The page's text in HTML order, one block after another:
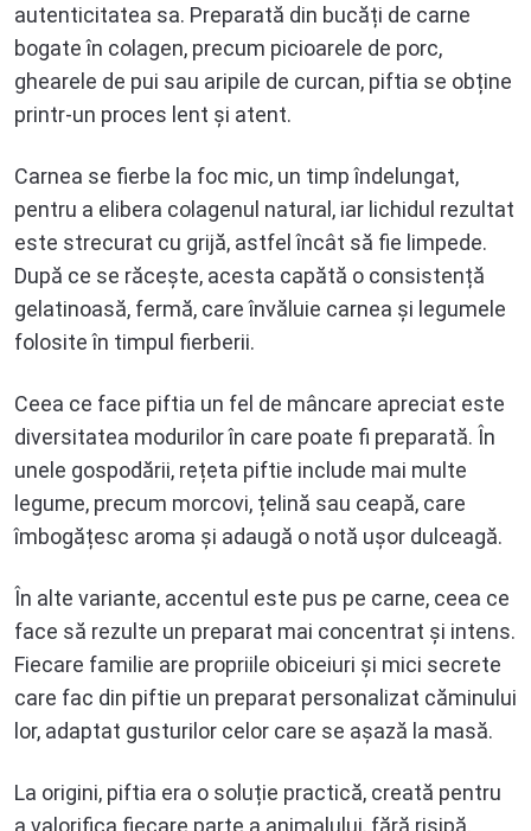
autenticitatea sa. Preparată din bucăți de carne
bogate în colagen, precum picioarele de porc,
ghearele de pui sau aripile de curcan, piftia se obține
printr-un proces lent și atent.
Carnea se fierbe la foc mic, un timp îndelungat,
pentru a elibera colagenul natural, iar lichidul rezultat
este strecurat cu grijă, astfel încât să fie limpede.
După ce se răcește, acesta capătă o consistență
gelatinoasă, fermă, care învăluie carnea și legumele
folosite în timpul fierberii.
Ceea ce face piftia un fel de mâncare apreciat este
diversitatea modurilor în care poate fi preparată. În
unele gospodării, rețeta piftie include mai multe
legume, precum morcovi, țelină sau ceapă, care
îmbogățesc aroma și adaugă o notă ușor dulceagă.
În alte variante, accentul este pus pe carne, ceea ce
face să rezulte un preparat mai concentrat și intens.
Fiecare familie are propriile obiceiuri și mici secrete
care fac din piftie un preparat personalizat căminului
lor, adaptat gusturilor celor care se așază la masă.
La origini, piftia era o soluție practică, creată pentru
a valorifica fiecare parte a animalului, fără risipă.